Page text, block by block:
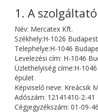
1. A szolgáltató
Név: Mercatex Kft.
Székhely:H-1026
Telephelye:H-1046
Levelezési cím: H-1046
Üzlethelyiség címe:H-
épület
Képviselő neve: Kreácsik
Adószám: 12141410-2-41
Cégjegyzékszám: 01-09-